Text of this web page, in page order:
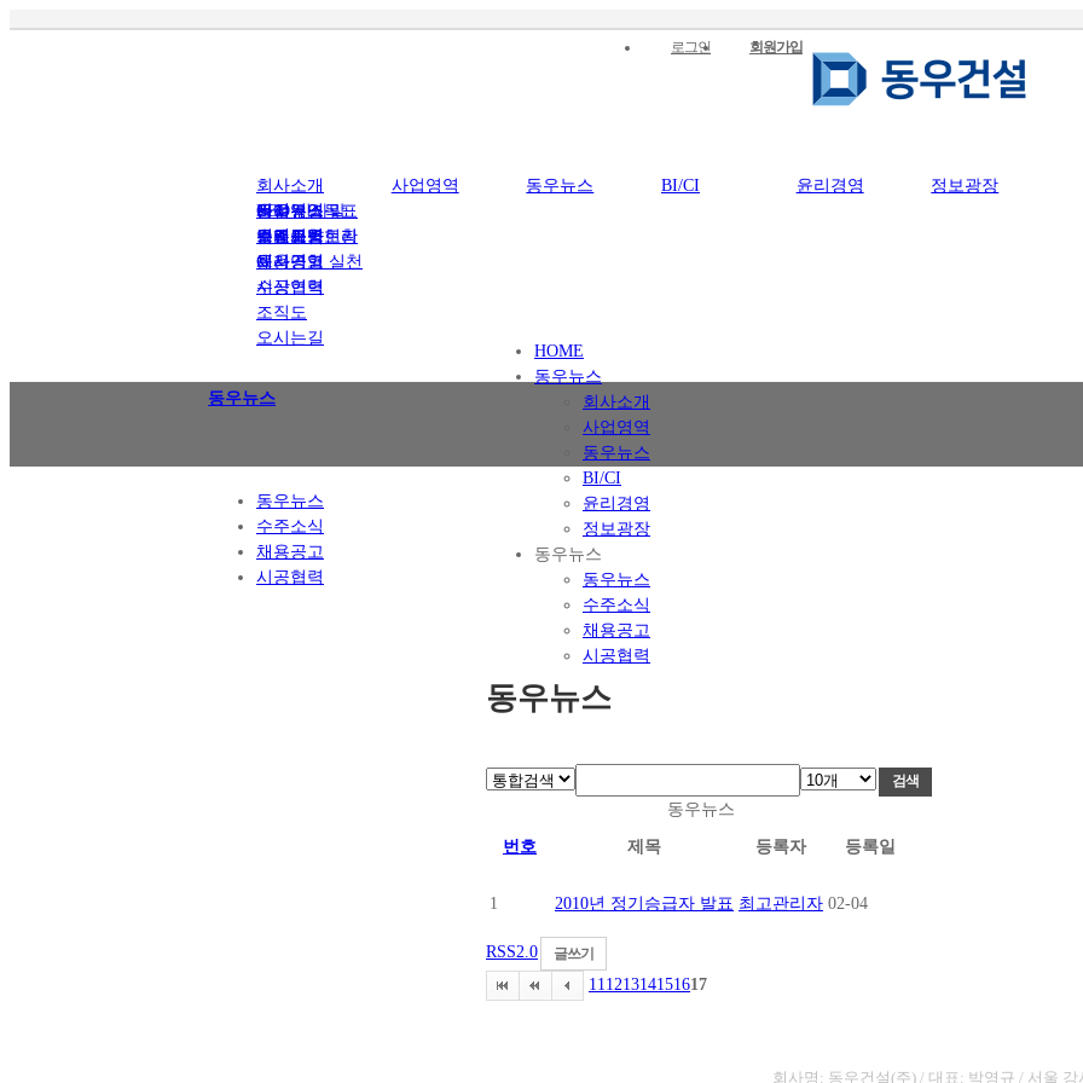
로그인 회원가입
회사소개
CEO 인사말
경영이념
회사연혁
수상연혁
조직도
오시는길
사업영역
사업영역
주요시공현황
동우뉴스
동우뉴스
수주소식
채용공고
시공협력
BI/CI
BI
브랜드스토리
CI
윤리경영
윤리경영목표
윤리규범
윤리경영 실천
정보광장
건설뉴스
업계동향
동우뉴스
동우뉴스
수주소식
채용공고
시공협력
HOME
동우뉴스
회사소개
사업영역
동우뉴스
BI/CI
윤리경영
정보광장
동우뉴스
동우뉴스
수주소식
채용공고
시공협력
동우뉴스
동우뉴스
번호 제목 등록자 등록일
1 2010년 정기승급자 발표 최고관리자 02-04
RSS2.0 글쓰기
11 121314151617
회사명: 동우건설(주) / 대표: 박영규 / 서울 강